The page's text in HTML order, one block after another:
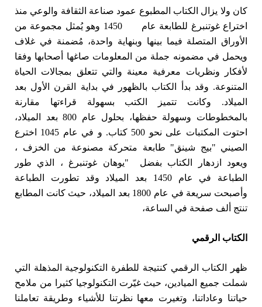
كان ولا يزال الكتاب المطبوع عمود صناعة الثقافة والوعي منذ
اختراع غوتنبرغ للطابعة عام 1450 وهو يُمثل مجموعة من
الأوراق المتصلة فيما بينها وبنهاية واحدة، مُضمنة في غلاف
ويحمل في مضمونه جملة من المعلومات صاغها أصحابها وفقا
لأفكار ونظريات معرفية معينة والتي تتعلق بمجالات الحياة
المتنوعة. وقد بدأ الكتاب بالظهور في بداية القرن الأول بعد
الميلاد. وكانت تتميز الكتب بسهولة قراءتها مقارنة
بالمخطوطات وسهولة حفظها، بحلول عام 800 بعد الميلاد،
احتوت المكتبات على نحو 500 كتاب. و في عام 1045 اخترع
الصيني "بيج شينق" طابعة متحركة مصنوعة من الخزف ،
ويعود ازدهار الكتاب بفضل "يوهان غوتنبرغ ، الذي طور
الطباعة في عام 1450 بعد الميلاد وقد تطورت الطباعة
وأصبحت سريعة في عام 1800 بعد الميلاد، حيث كانت المطابع
تنتج ألف صفحة في الساعة،
الكتاب الرقمي
ظهر الكتاب الرقمي كنتيجة للطفرة التكنولوجية المذهلة التي
شملت جميع الميادين، حيث غيّرت التكنولوجيا كثيرا من ملامح
حياتنا وعاداتنا، وتغيرت معها نظرتنا للأشياء وطريقة تعاملنا